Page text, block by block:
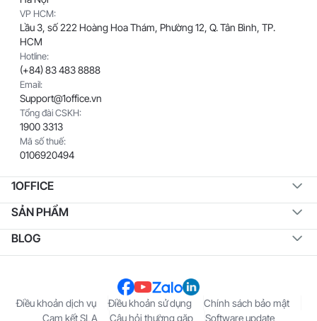
VP HCM:
Lầu 3, số 222 Hoàng Hoa Thám, Phường 12, Q. Tân Bình, TP.
HCM
Hotline:
(+84) 83 483 8888
Email:
Support@1office.vn
Tổng đài CSKH:
1900 3313
Mã số thuế:
0106920494
1OFFICE
SẢN PHẨM
BLOG
Điều khoản dịch vụ Điều khoản sử dụng
Chính sách bảo mật
Cam kết SLA
Câu hỏi thường gặp Software update